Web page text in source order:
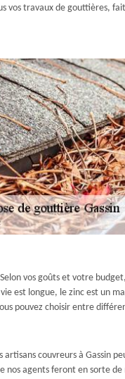
vos travaux de gouttières,
vos goûts et votre
est longue, le zinc est un
pouvez choisir entre
couvreurs à Gassin
agents feront en sorte